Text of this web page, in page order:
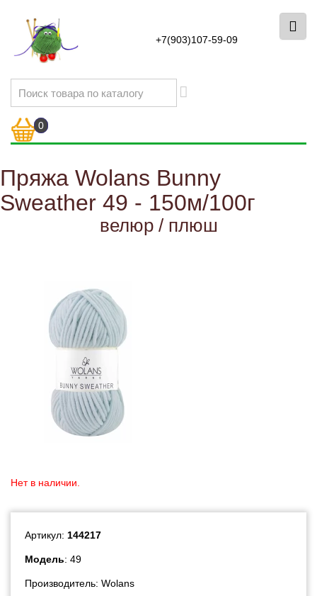
+7(903)107-59-09
0
Пряжа Wolans Bunny
Sweather 49 - 150м/100г
велюр / плюш
Нет в наличии.
Артикул: 144217
Модель: 49
Производитель: Wolans